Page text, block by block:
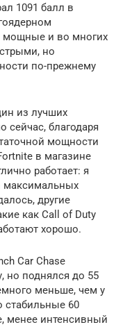
1091 балл в
мощные и во многих
но
по-прежнему
из лучших
сейчас, благодаря
мощности
в магазине
работает: я
максимальных
другие
как Call of Duty
хорошо.
Car Chase
но поднялся до 55
меньше, чем у
стабильные 60
менее интенсивный